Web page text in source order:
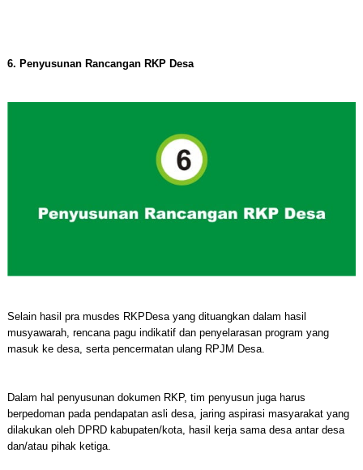
6. Penyusunan Rancangan RKP Desa
Selain hasil pra musdes RKPDesa yang dituangkan dalam hasil
musyawarah, rencana pagu indikatif dan penyelarasan program yang
masuk ke desa, serta pencermatan ulang RPJM Desa.
Dalam hal penyusunan dokumen RKP, tim penyusun juga harus
berpedoman pada pendapatan asli desa, jaring aspirasi masyarakat yang
dilakukan oleh DPRD kabupaten/kota, hasil kerja sama desa antar desa
dan/atau pihak ketiga.